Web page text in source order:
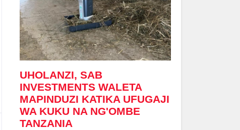
UHOLANZI, SAB
INVESTMENTS WALETA
MAPINDUZI KATIKA UFUGAJI
WA KUKU NA NG'OMBE
TANZANIA